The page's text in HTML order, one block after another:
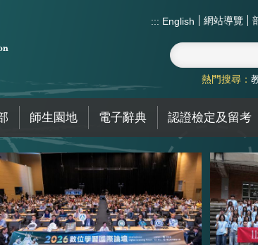
::: English 網站導覽
熱門搜尋：
師生園地 電子辭典 認證檢定及留考